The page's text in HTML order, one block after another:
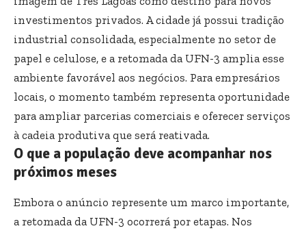
investimentos privados. A cidade já possui tradição
industrial consolidada, especialmente no setor de
papel e celulose, e a retomada da UFN-3 amplia esse
ambiente favorável aos negócios. Para empresários
locais, o momento também representa oportunidade
para ampliar parcerias comerciais e oferecer serviços
à cadeia produtiva que será reativada.
O que a população deve acompanhar nos
próximos meses
Embora o anúncio represente um marco importante,
a retomada da UFN-3 ocorrerá por etapas. Nos